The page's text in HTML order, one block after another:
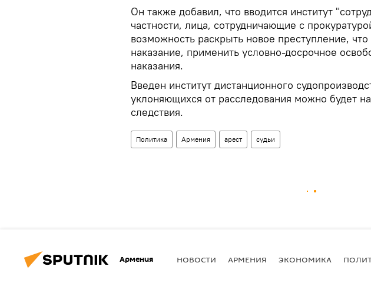
Он также добавил, что вводится институт
частности, лица, сотрудничающие с
возможность раскрыть новое преступление, что
наказание, применить условно-досрочное
наказания.
Введен институт дистанционного
уклоняющихся от расследования можно будет
следствия.
Политика Армения арест судьи
Армения НОВОСТИ АРМЕНИЯ ЭКОНОМИКА